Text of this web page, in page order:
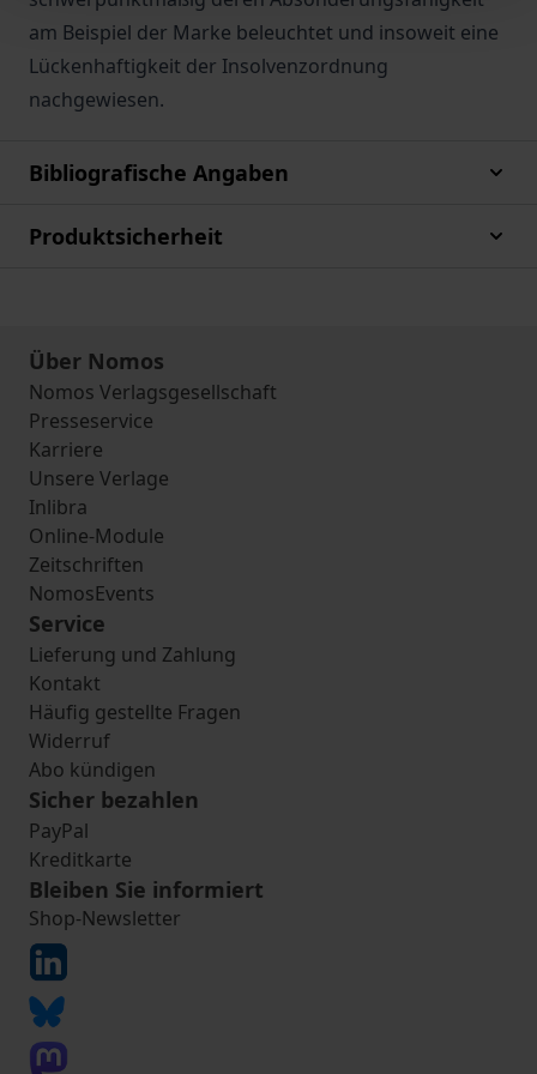
am Beispiel der Marke beleuchtet und insoweit eine
Lückenhaftigkeit der Insolvenzordnung
nachgewiesen.
Bibliografische Angaben
Produktsicherheit
Über Nomos
Nomos Verlagsgesellschaft
Presseservice
Karriere
Unsere Verlage
Inlibra
Online-Module
Zeitschriften
NomosEvents
Service
Lieferung und Zahlung
Kontakt
Häufig gestellte Fragen
Widerruf
Abo kündigen
Sicher bezahlen
PayPal
Kreditkarte
Bleiben Sie informiert
Shop-Newsletter